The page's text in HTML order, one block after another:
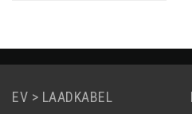
Dit is de eerste elektrische auto
fase met maximaal 16A.
EV > LAADKABEL